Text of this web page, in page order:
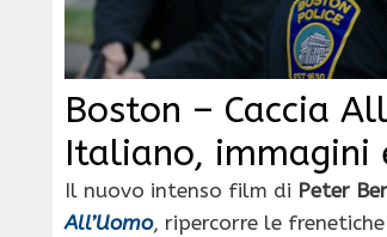
Boston – Caccia
Italiano,
Il nuovo intenso film di Peter
All’Uomo, ripercorre le